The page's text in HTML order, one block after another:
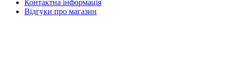
Контактна інформація
Відгуки про магазин